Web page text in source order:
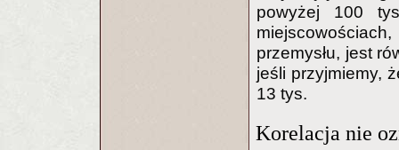
powyżej 100
przemysłu, jest
jeśli przyjmiemy,
13 tys.
Korelacja nie